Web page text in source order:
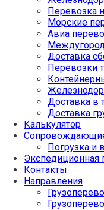
Перевозка
Морские
Авиа
Доставка
Перевозки
Доставка в
Доставка
Калькулятор
Погрузка и
Экспедиционная
Контакты
Направления